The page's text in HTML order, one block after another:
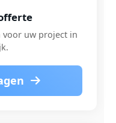
voor uw project in